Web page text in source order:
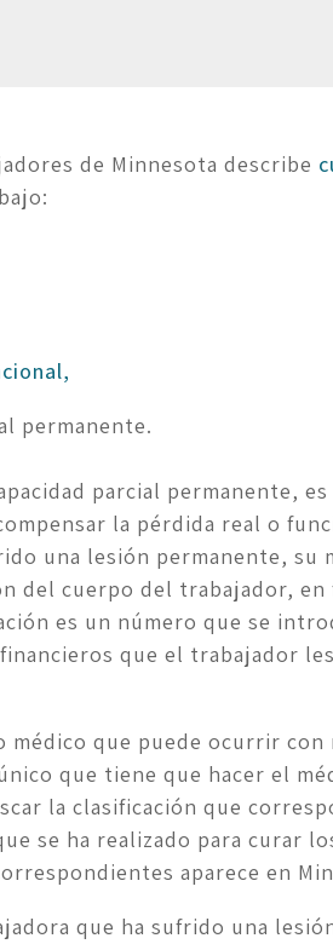
de Minnesota describe
permanente.
parcial permanente,
la pérdida real o
una lesión permanente, su
del cuerpo del trabajador,
es un número que se
que el trabajador
que puede ocurrir
que tiene que hacer el
la clasificación que
se ha realizado para curar
aparece en
que ha sufrido una